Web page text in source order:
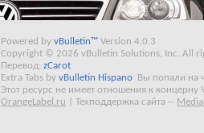
Powered by vBulletin™ Version 4.0.3
Copyright © 2026 vBulletin Solutions, Inc. All
Перевод: zCarot
Extra Tabs by vBulletin Hispano
Вы попали на
Этот ресурс не имеет отношения к концерну
OrangeLabel.ru
Техподдержка сайта --